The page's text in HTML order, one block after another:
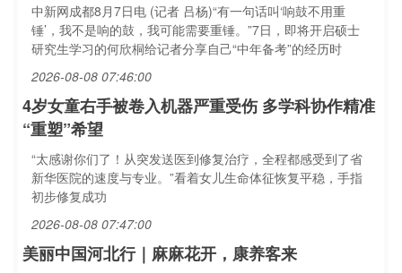
中新网成都8月7日电 (记者 吕杨)“有一句话叫‘响鼓不用重
锤’，我不是响的鼓，我可能需要重锤。”7日，即将开启硕士
研究生学习的何欣桐给记者分享自己“中年备考”的经历时
2026-08-08 07:46:00
4岁女童右手被卷入机器严重受伤 多学科协作精准
“重塑”希望
“太感谢你们了！从突发送医到修复治疗，全程都感受到了省
新华医院的速度与专业。”看着女儿生命体征恢复平稳，手指
初步修复成功
2026-08-08 07:47:00
美丽中国河北行｜麻麻花开，康养客来